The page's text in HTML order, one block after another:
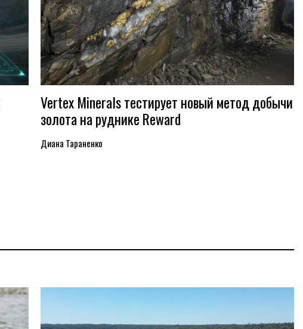
Vertex Minerals тестирует новый метод добычи
золота на руднике Reward
Диана Тараненко